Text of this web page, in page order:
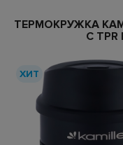
ТЕРМОКРУЖКА
С
ХИТ